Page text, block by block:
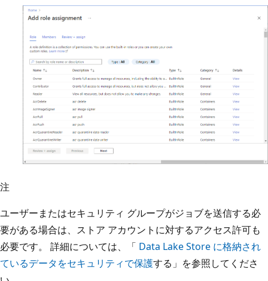
注
ユーザーまたはセキュリティ グループがジョブを送信する必
要がある場合は、ストア アカウントに対するアクセス許可も
必要です。 詳細については、「 Data Lake Store に格納され
ているデータをセキュリティで保護する」を参照してくださ